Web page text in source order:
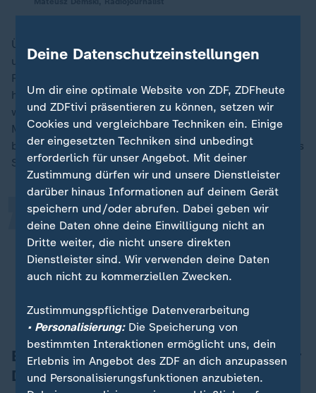
Über 24.000 Menschen haben die Petition
unterzeichnet. Chefredakteur Marcin Pulit von OFF-
Radio wies Behauptungen zurück, das Experiment
habe etwas mit den Entlassungen zu tun. Stattdessen
wurde es zu einem "Forschungs- und
Medienexperiment" erklärt, das von Wissenschaftlern
begleitet werde. Doch auf dem Instagram-Account des
Senders hagelte es Kritik. Ein Nutzer schrieb:
Ich empfehle das innovative
Experiment, Menschen für ihre
Erfahrung, Zeit und harte Arbeit zu
bezahlen.
„
Kommentar von Instagram-User Offradiokrakow
Empörung wegen KI-Interview mit toter
Dichterin
Deine Datenschutzeinstellungen
Um dir eine optimale Website von ZDF, ZDFheute
und ZDFtivi präsentieren zu können, setzen wir
Cookies und vergleichbare Techniken ein. Einige
der eingesetzten Techniken sind unbedingt
erforderlich für unser Angebot. Mit deiner
Zustimmung dürfen wir und unsere Dienstleister
darüber hinaus Informationen auf deinem Gerät
speichern und/oder abrufen. Dabei geben wir
deine Daten ohne deine Einwilligung nicht an
Dritte weiter, die nicht unsere direkten
Dienstleister sind. Wir verwenden deine Daten
auch nicht zu kommerziellen Zwecken.
Zustimmungspflichtige Datenverarbeitung
• Personalisierung:Die Speicherung von
bestimmten Interaktionen ermöglicht uns, dein
Erlebnis im Angebot des ZDF an dich anzupassen
und Personalisierungsfunktionen anzubieten.